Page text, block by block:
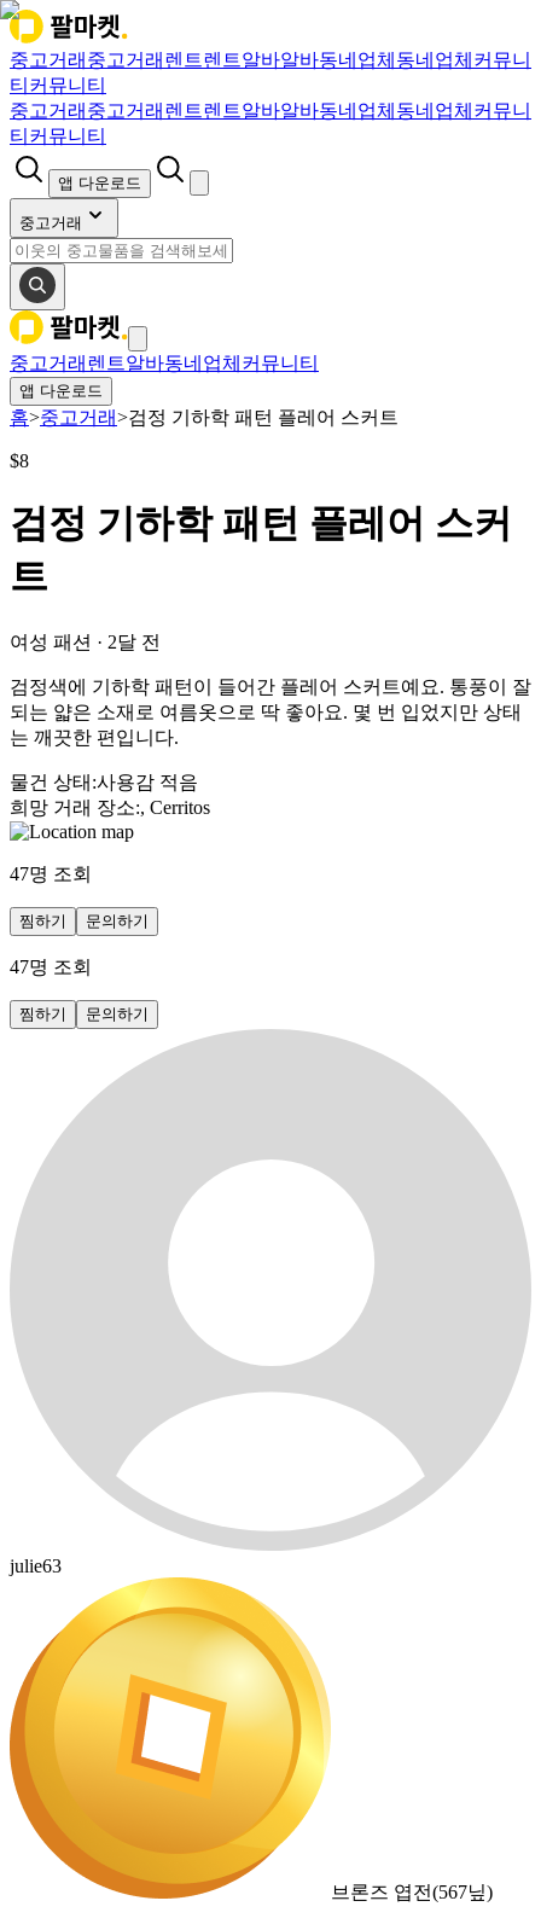
중고거래 중고거래 렌트렌트알바알바동네업체 동네업체 커뮤니
티 커뮤니티
중고거래 중고거래 렌트렌트알바알바동네업체 동네업체 커뮤니
티 커뮤니티
앱 다운로드
중고거래
중고거래 렌트알바동네업체 커뮤니티
앱 다운로드
홈>중고거래>검정 기하학 패턴 플레어 스커트
$8
검정 기하학 패턴 플레어 스커
트
여성 패션 · 2달 전
검정색에 기하학 패턴이 들어간 플레어 스커트예요. 통풍이 잘
되는 얇은 소재로 여름옷으로 딱 좋아요. 몇 번 입었지만 상태
는 깨끗한 편입니다.
물건 상태 :사용감 적음
희망 거래 장소:, Cerritos
47명 조회
찜하기 문의하기
47명 조회
찜하기 문의하기
julie63
브론즈 엽전(567닢)